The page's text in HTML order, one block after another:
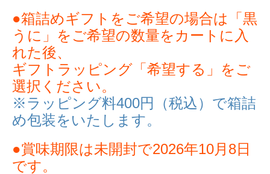
●箱詰めギフトをご希望の場合は「黒
うに」をご希望の数量をカートに入
れた後、
ギフトラッピング「希望する」をご
選択ください。
※ラッピング料400円（税込）で箱詰
め包装をいたします。
●賞味期限は未開封で2026年10月8日
です。